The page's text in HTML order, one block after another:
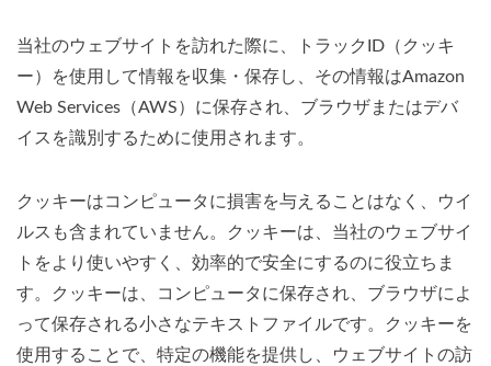
当社のウェブサイトを訪れた際に、トラックID（クッキ
ー）を使用して情報を収集・保存し、その情報はAmazon
Web Services（AWS）に保存され、ブラウザまたはデバ
イスを識別するために使用されます。
クッキーはコンピュータに損害を与えることはなく、ウイ
ルスも含まれていません。クッキーは、当社のウェブサイ
トをより使いやすく、効率的で安全にするのに役立ちま
す。クッキーは、コンピュータに保存され、ブラウザによ
って保存される小さなテキストファイルです。クッキーを
使用することで、特定の機能を提供し、ウェブサイトの訪